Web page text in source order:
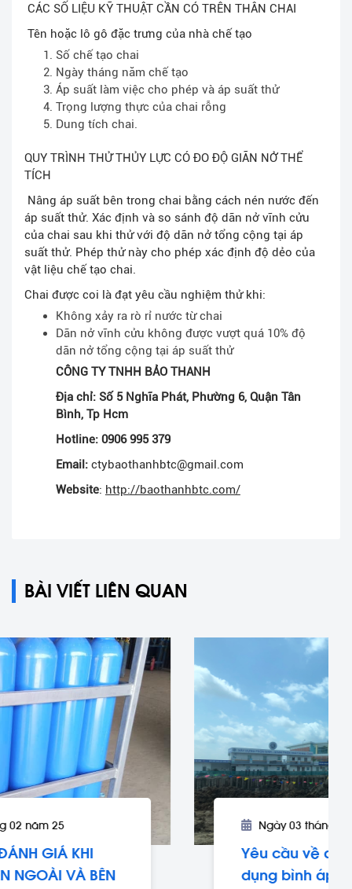
CÁC SỐ LIỆU KỸ THUẬT CẦN CÓ TRÊN THÂN CHAI
Tên hoặc lô gô đặc trưng của nhà chế tạo
Số chế tạo chai
Ngày tháng năm chế tạo
Áp suất làm việc cho phép và áp suất thử
Trọng lượng thực của chai rỗng
Dung tích chai.
QUY TRÌNH THỬ THỦY LỰC CÓ ĐO ĐỘ GIÃN NỞ THỂ
TÍCH
Nâng áp suất bên trong chai bằng cách nén nước đến
áp suất thử. Xác định và so sánh độ dãn nở vĩnh cửu
của chai sau khi thử với độ dãn nở tổng cộng tại áp
suất thử. Phép thử này cho phép xác định độ dẻo của
vật liệu chế tạo chai.
Chai được coi là đạt yêu cầu nghiệm thử khi:
Không xảy ra rò rỉ nước từ chai
Dãn nở vĩnh cửu không được vượt quá 10% độ
dãn nở tổng cộng tại áp suất thử
CÔNG TY TNHH BẢO THANH
Địa chỉ: Số 5 Nghĩa Phát, Phường 6, Quận Tân
Bình, Tp Hcm
Hotline: 0906 995 379
Email: ctybaothanhbtc@gmail.com
Website: http://baothanhbtc.com/
BÀI VIẾT LIÊN QUAN
Ngày 03 tháng 02 năm 25
Yêu cầu về an toàn trong sử
dụng bình áp lực